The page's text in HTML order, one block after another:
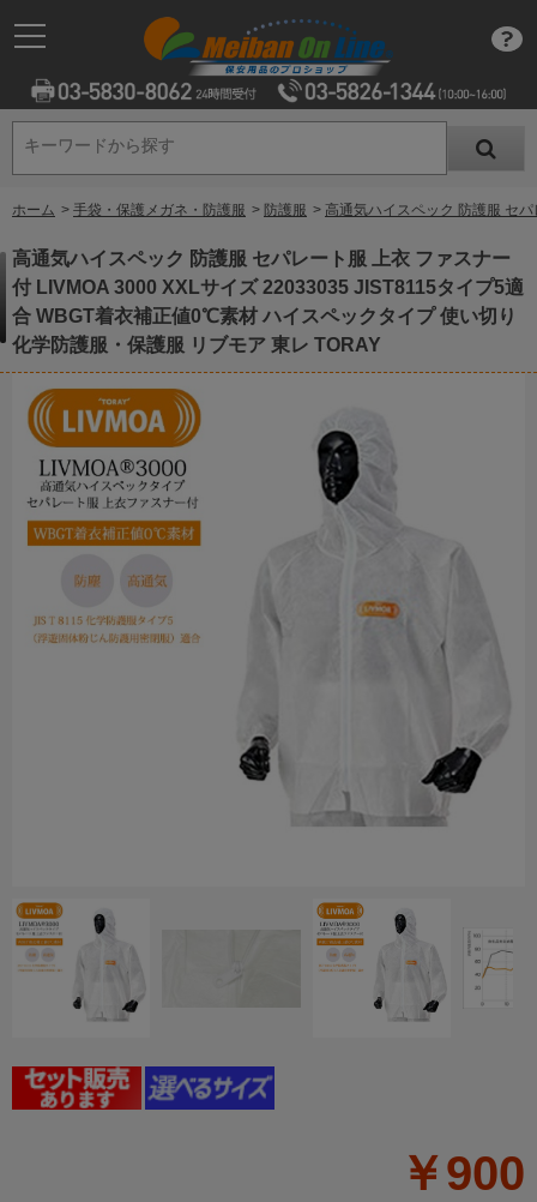
キーワードから探す
キーワードから探す
ホーム > 手袋・保護メガネ・防護服 > 防護服 > 高通気ハイスペック 防護服 セ
高通気ハイスペック 防護服 セパレート服 上衣 ファスナー
付 LIVMOA 3000 XXLサイズ 22033035 JIST8115タイプ5適
合 WBGT着衣補正値0℃素材 ハイスペックタイプ 使い切り
化学防護服・保護服 リブモア 東レ TORAY
￥900